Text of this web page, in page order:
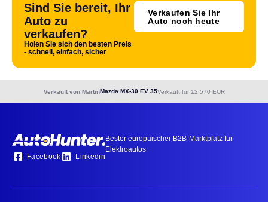
Sind Sie bereit, Ihr
Auto zu
verkaufen?
Holen Sie sich den besten Preis
- schnell, einfach, sicher
Verkaufen Sie Ihr
Auto noch heute
Verkauft von MartinMazda MX-30 EV 35Verkauft für 12.570 EUR
Bester europäischer B2B-Marktplatz für
Elektroautos
Facebook
Linkedin